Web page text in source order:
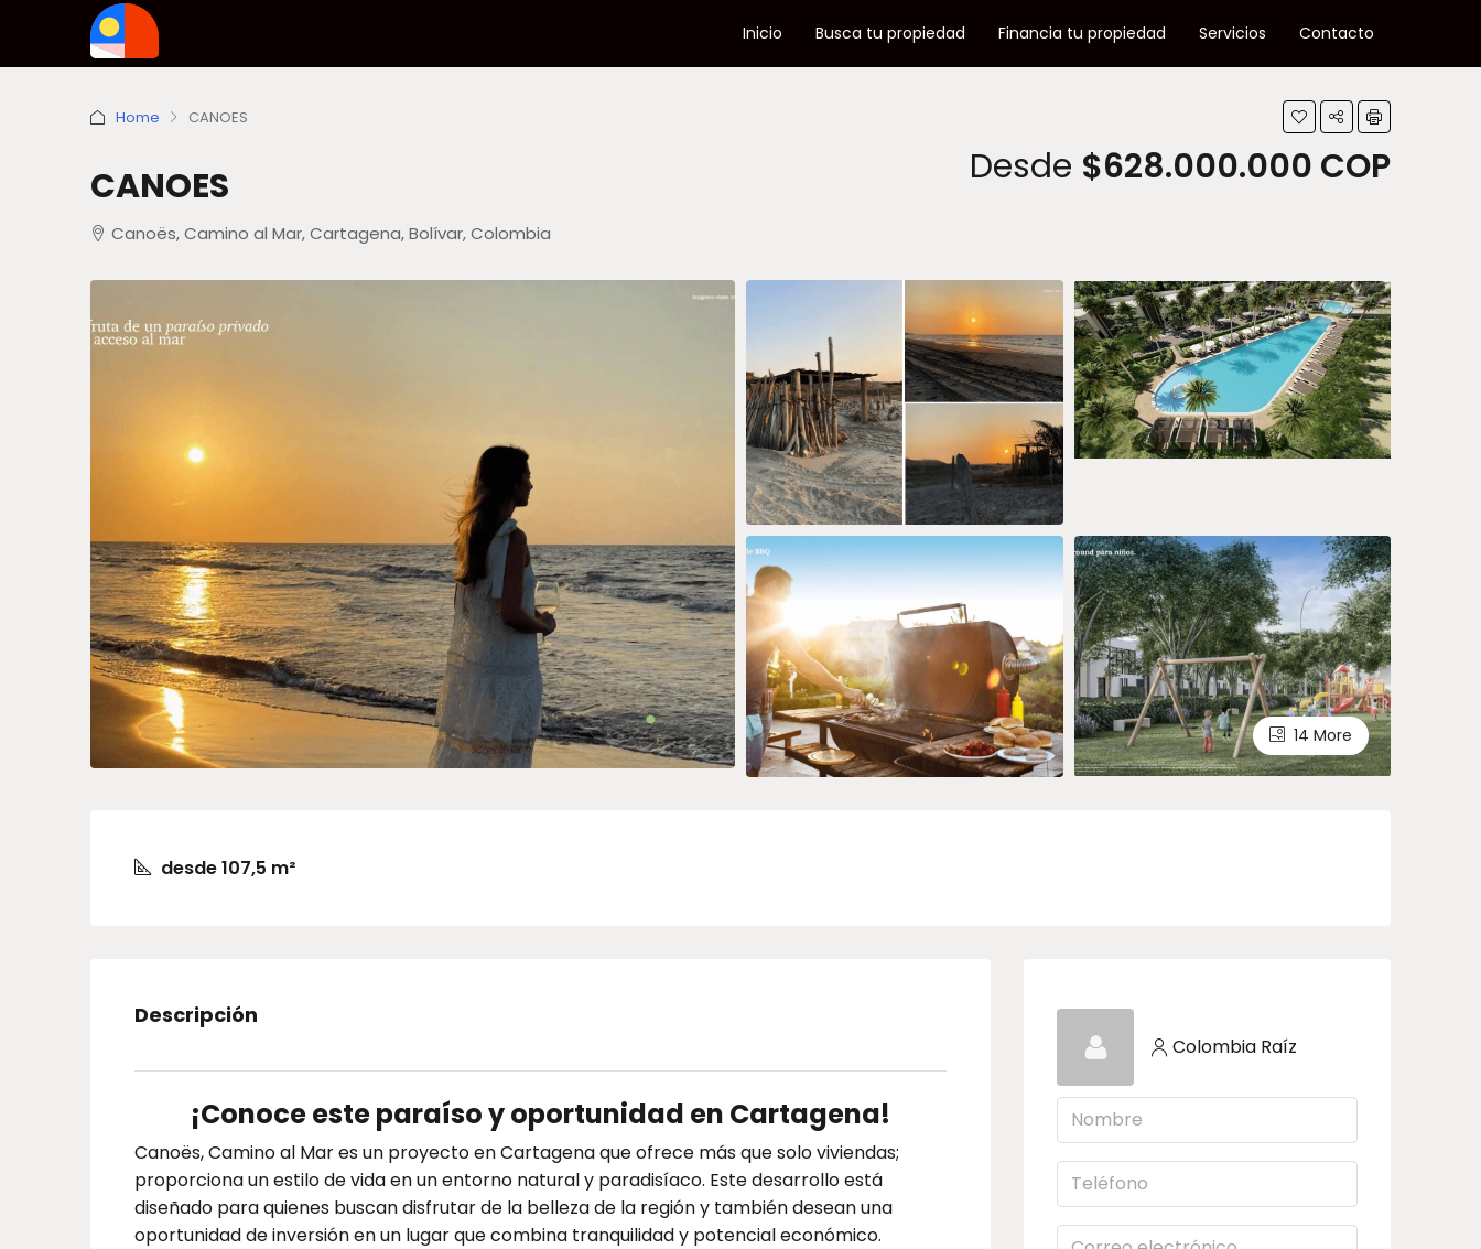
Inicio Busca tu propiedad Financia tu propiedad Servicios Contacto
Home CANOES
CANOES Desde $628.000.000 COP
Canoës, Camino al Mar, Cartagena, Bolívar, Colombia
14 More
desde 107,5 m²
Descripción
¡Conoce este paraíso y oportunidad en Cartagena!
Canoës, Camino al Mar es un proyecto en Cartagena que ofrece más que solo viviendas;
proporciona un estilo de vida en un entorno natural y paradisíaco. Este desarrollo está
diseñado para quienes buscan disfrutar de la belleza de la región y también desean una
oportunidad de inversión en un lugar que combina tranquilidad y potencial económico.
Colombia Raíz